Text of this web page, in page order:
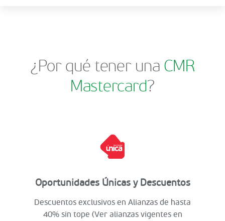
¿Por qué tener una CMR
Mastercard?
Oportunidades Únicas y Descuentos
Descuentos exclusivos en Alianzas de hasta
40% sin tope (Ver alianzas vigentes en